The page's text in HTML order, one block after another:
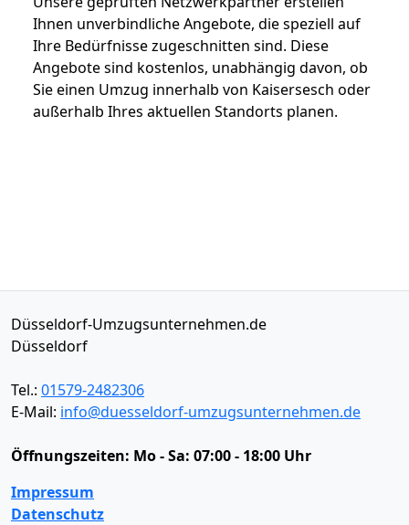
Ihnen unverbindliche Angebote, die speziell auf
Ihre Bedürfnisse zugeschnitten sind. Diese
Angebote sind kostenlos, unabhängig davon, ob
Sie einen Umzug innerhalb von Kaisersesch oder
außerhalb Ihres aktuellen Standorts planen.
Düsseldorf-Umzugsunternehmen.de
Düsseldorf
Tel.: 01579-2482306
E-Mail: info@duesseldorf-umzugsunternehmen.de
Öffnungszeiten: Mo - Sa: 07:00 - 18:00 Uhr
Impressum
Datenschutz